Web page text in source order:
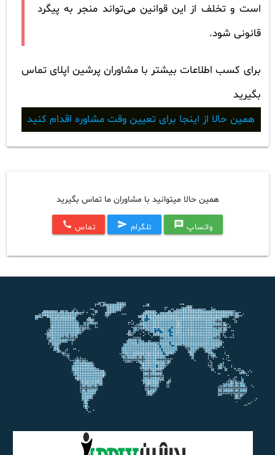
است و تخلف از این قوانین می‌تواند منجر به پیگرد
قانونی شود.
برای کسب اطلاعات بیشتر با مشاوران پرشین اپلای تماس
بگیرید
همین حالا از اینجا برای تعیین وقت مشاوره اقدام کنید
همین حالا میتوانید با مشاوران ما تماس بگیرید
واتساپ message تلگرام send تماس call